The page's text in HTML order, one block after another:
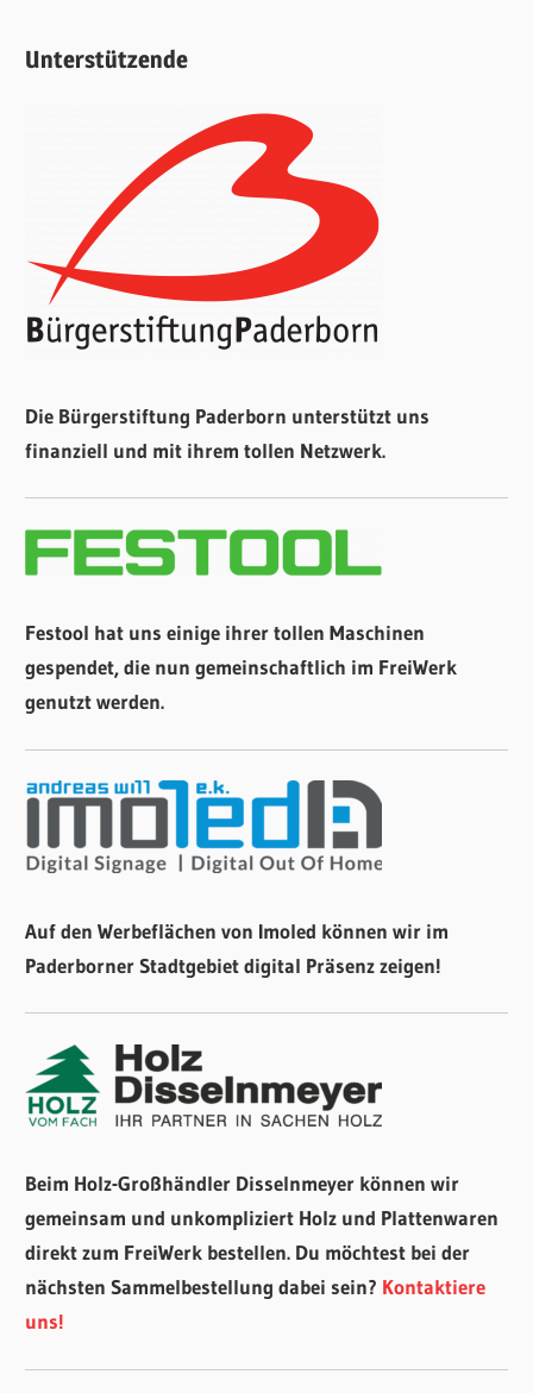
Unterstützende
Die Bürgerstiftung Paderborn unterstützt uns
finanziell und mit ihrem tollen Netzwerk.
Festool hat uns einige ihrer tollen Maschinen
gespendet, die nun gemeinschaftlich im FreiWerk
genutzt werden.
Auf den Werbeflächen von Imoled können wir im
Paderborner Stadtgebiet digital Präsenz zeigen!
Beim Holz-Großhändler Disselnmeyer können wir
gemeinsam und unkompliziert Holz und Plattenwaren
direkt zum FreiWerk bestellen. Du möchtest bei der
nächsten Sammelbestellung dabei sein? Kontaktiere
uns!